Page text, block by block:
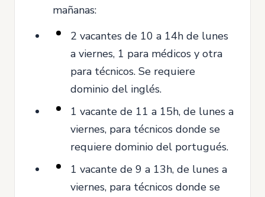
mañanas:
2 vacantes de 10 a 14h de lunes
a viernes, 1 para médicos y otra
para técnicos. Se requiere
dominio del inglés.
1 vacante de 11 a 15h, de lunes a
viernes, para técnicos donde se
requiere dominio del portugués.
1 vacante de 9 a 13h, de lunes a
viernes, para técnicos donde se